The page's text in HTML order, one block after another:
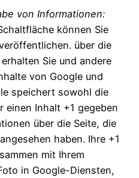
von Informationen:
können Sie
über die
Sie und andere
von Google und
speichert sowohl die
einen Inhalt +1 gegeben
über die Seite, die
haben. Ihre +1
mit Ihrem
in Google-Diensten,